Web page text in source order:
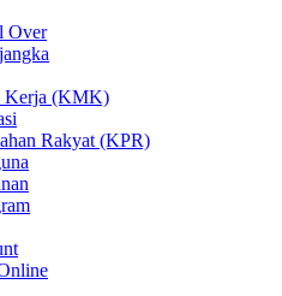
Over
Kerja (KMK)
Rakyat (KPR)